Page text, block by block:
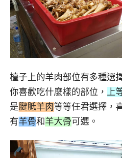
檯子上的羊肉部位有多種選
你喜歡吃什麼樣的部位，
上
是腱胝羊肉等等任君選擇，
有羊骨和 羊大骨可選。